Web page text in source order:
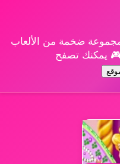
ضخمة من الألعاب
🎮 يمكنك تصفح